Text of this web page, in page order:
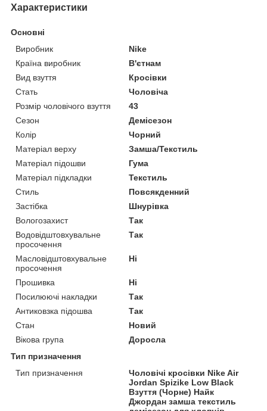
Характеристики
Основні
Виробник
Nike
Країна виробник
В'єтнам
Вид взуття
Кросівки
Стать
Чоловіча
Розмір чоловічого взуття
43
Сезон
Демісезон
Колір
Чорний
Матеріал верху
Замша/Текстиль
Матеріал підошви
Гума
Матеріал підкладки
Текстиль
Стиль
Повсякденний
Застібка
Шнурівка
Вологозахист
Так
Водовідштовхувальне
просочення
Так
Масловідштовхувальне
просочення
Ні
Прошивка
Ні
Посилюючі накладки
Так
Антиковзка підошва
Так
Стан
Новий
Вікова група
Доросла
Тип призначення
Тип призначення
Чоловічі кросівки Nike Air
Jordan Spizike Low Black
Взуття (Чорне) Найк
Джордан замша текстиль